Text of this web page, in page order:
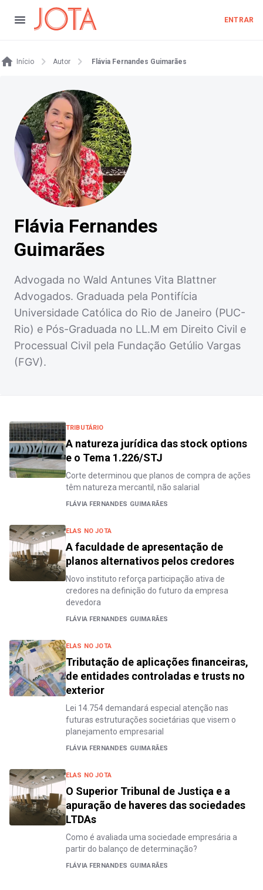
ENTRAR
Início Autor Flávia Fernandes Guimarães
Flávia Fernandes
Guimarães
Advogada no Wald Antunes Vita Blattner
Advogados. Graduada pela Pontifícia
Universidade Católica do Rio de Janeiro (PUC-
Rio) e Pós-Graduada no LL.M em Direito Civil e
Processual Civil pela Fundação Getúlio Vargas
(FGV).
TRIBUTÁRIO
A natureza jurídica das stock options
e o Tema 1.226/STJ
Corte determinou que planos de compra de ações
têm natureza mercantil, não salarial
FLÁVIA FERNANDES GUIMARÃES
ELAS NO JOTA
A faculdade de apresentação de
planos alternativos pelos credores
Novo instituto reforça participação ativa de
credores na definição do futuro da empresa
devedora
FLÁVIA FERNANDES GUIMARÃES
ELAS NO JOTA
Tributação de aplicações financeiras,
de entidades controladas e trusts no
exterior
Lei 14.754 demandará especial atenção nas
futuras estruturações societárias que visem o
planejamento empresarial
FLÁVIA FERNANDES GUIMARÃES
ELAS NO JOTA
O Superior Tribunal de Justiça e a
apuração de haveres das sociedades
LTDAs
Como é avaliada uma sociedade empresária a
partir do balanço de determinação?
FLÁVIA FERNANDES GUIMARÃES